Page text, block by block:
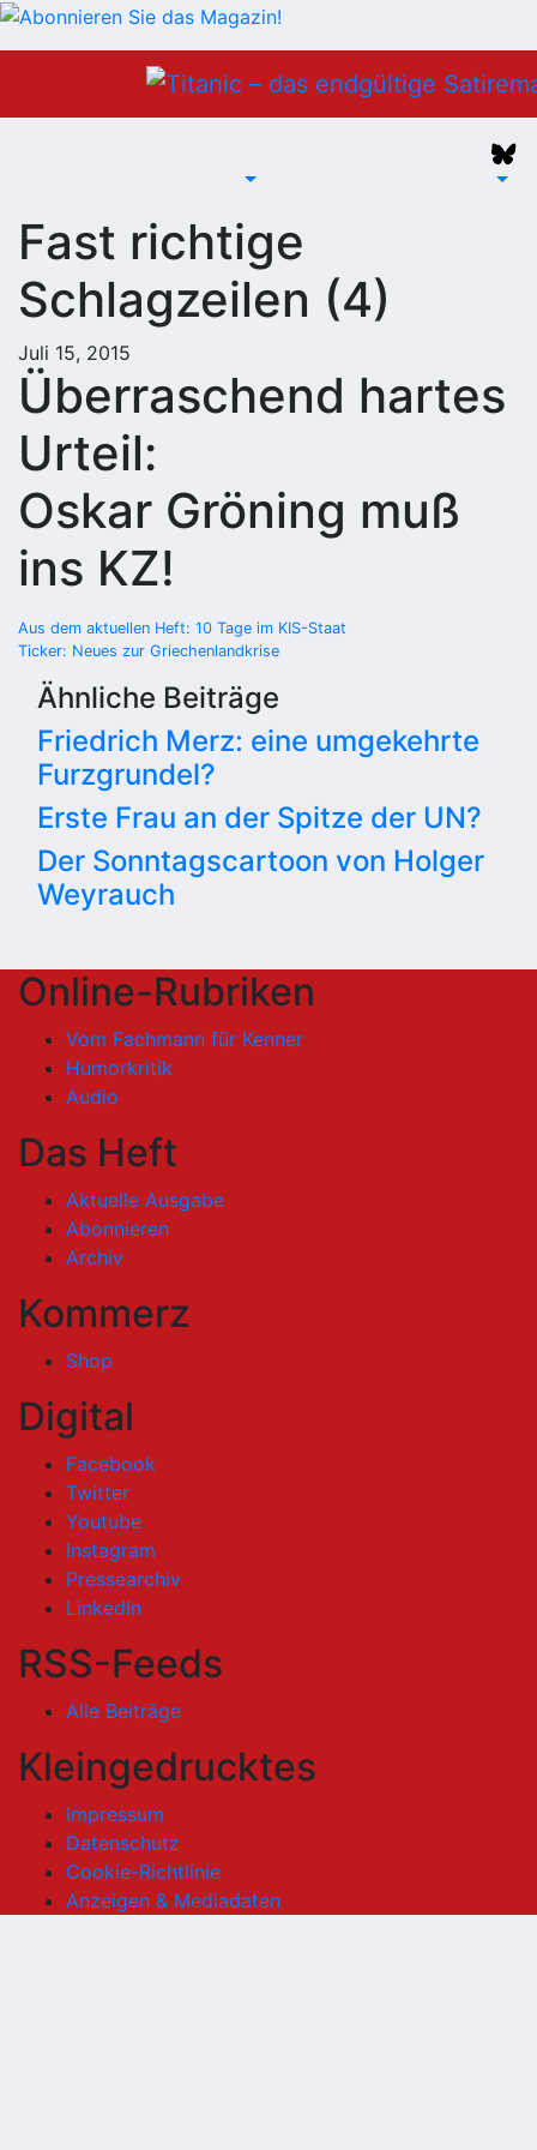
Fast richtige
Schlagzeilen (4)
Juli 15, 2015
Überraschend hartes
Urteil:
Oskar Gröning muß
ins KZ!
Beitragsnavigation
Aus dem aktuellen Heft: 10 Tage im KIS-Staat
Ticker: Neues zur Griechenlandkrise
Ähnliche Beiträge
Friedrich Merz: eine umgekehrte
Furzgrundel?
Erste Frau an der Spitze der UN?
Der Sonntagscartoon von Holger
Weyrauch
Online-Rubriken
Vom Fachmann für Kenner
Humorkritik
Audio
Das Heft
Aktuelle Ausgabe
Abonnieren
Archiv
Kommerz
Shop
Digital
Facebook
Twitter
Youtube
Instagram
Pressearchiv
LinkedIn
RSS-Feeds
Alle Beiträge
Kleingedrucktes
Impressum
Datenschutz
Cookie-Richtlinie
Anzeigen & Mediadaten